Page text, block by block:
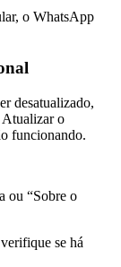
o WhatsApp
desatualizado,
Atualizar o
funcionando.
ou “Sobre o
se há